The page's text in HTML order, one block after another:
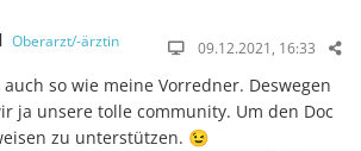
Oberarzt/-ärztin 09.12.2021, 16:33
auch so wie meine Vorredner. Deswegen
ja unsere tolle community. Um den Doc
zu unterstützen. 😉